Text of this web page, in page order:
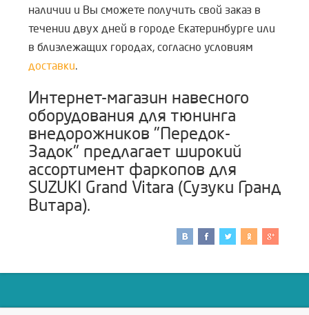
наличии и Вы сможете получить свой заказ в
течении двух дней в городе Екатеринбурге или
в близлежащих городах, согласно условиям
доставки.
Интернет-магазин навесного
оборудования для тюнинга
внедорожников "Передок-
Задок" предлагает широкий
ассортимент фаркопов для
SUZUKI Grand Vitara (Сузуки Гранд
Витара).